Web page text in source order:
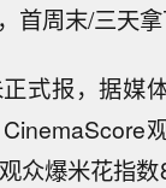
首周末/三天拿
式报，据媒
众爆米花指